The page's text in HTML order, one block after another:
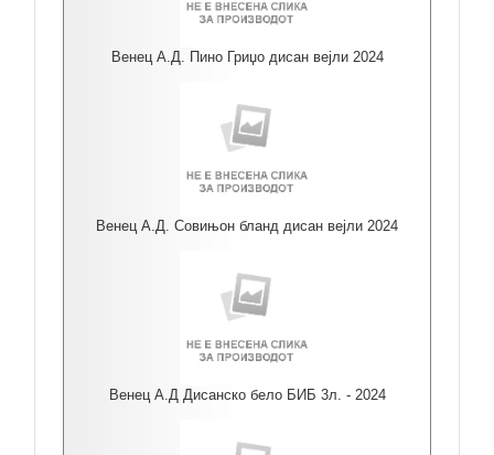
Венец А.Д. Пино Гриџо дисан вејли 2024
Венец А.Д. Совињон бланд дисан вејли 2024
Венец А.Д Дисанско бело БИБ 3л. - 2024